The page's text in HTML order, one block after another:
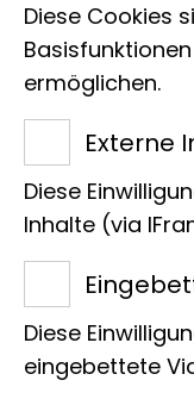
Mit dem
Evolutioneum
Hamburg und
eine Lücke
der
mit einer
die
bedeutenden,
zerstörten
Diese Cookies
ermöglichen.
Externe
Diese
Inhalte (via
Diese
eingebettete